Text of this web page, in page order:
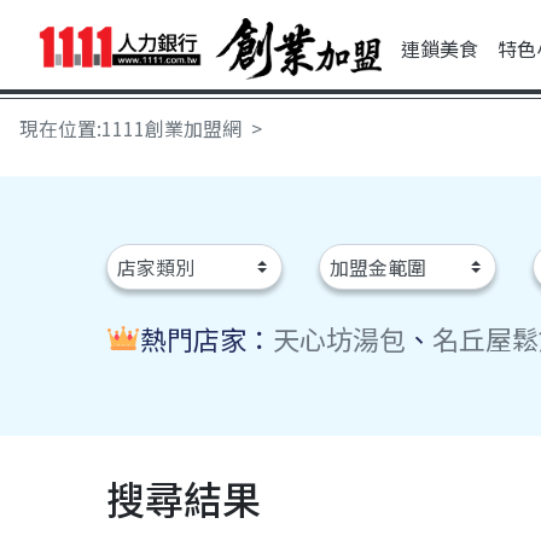
連鎖美食 特
現在位置:1111創業加盟網
熱門店家： 天心坊湯包 、 名丘屋
搜尋結果